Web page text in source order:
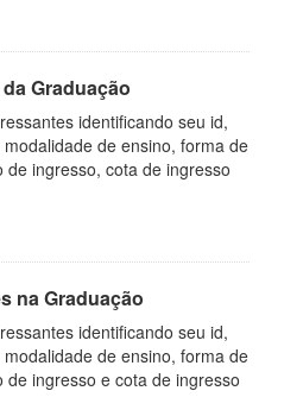
Graduação
identificando seu id,
de ensino, forma de
ingresso, cota de ingresso
na Graduação
identificando seu id,
de ensino, forma de
ingresso e cota de ingresso